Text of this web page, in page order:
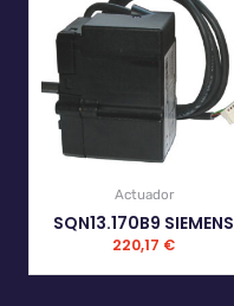
Actuador
SQN13.170B9 SIEMENS
220,17 €